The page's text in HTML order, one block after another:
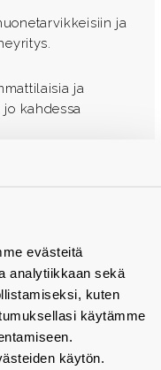
evästeitä
analytiikkaan sekä
kuten
käytämme
käytön.
ja
ja
kahdessa